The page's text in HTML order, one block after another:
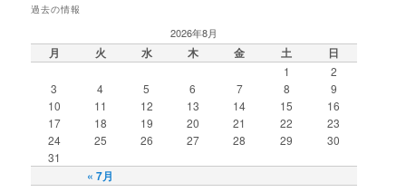
過去の情報
2026年8月
月 火 水 木 金 土 日
« 7月
1
2
3
4 5 6 7 8
9
10
11 12 13 14 15
16
17
18 19 20 21 22
23
24
25 26 27 28 29
30
31